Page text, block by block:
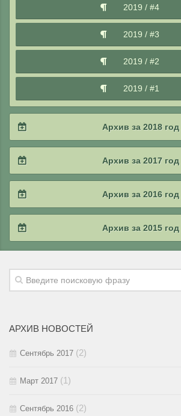
2020 / #2
2020 / #1
2019 / #4
2019 / #3
2019 / #2
2019 / #1
Архив за 2018 год
2018 / #3
2018 / #2
Архив за 2017 год
2017 / #3
2017 / #2
2017 / #1
Архив за 2016 год
2016 / #3
Архив за 2015 год
2015 / #3
АРХИВ НОВОСТЕЙ
Сентябрь 2017 (2)
Март 2017 (1)
Сентябрь 2016 (2)